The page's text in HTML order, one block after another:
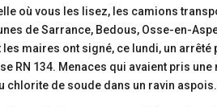
où vous les lisez, les camions
de Sarrance, Bedous, Osse-en-
maires ont signé, ce lundi, un arrêté
RN 134. Menaces qui avaient pris une
chlorite de soude dans un ravin aspois.